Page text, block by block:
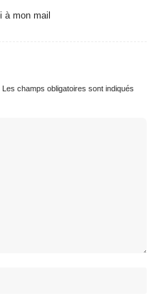
à mon mail
Les champs obligatoires sont indiqués